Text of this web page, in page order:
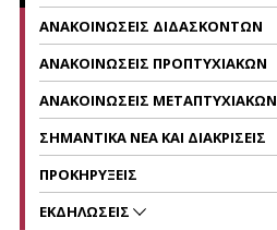
ΑΝΑΚΟΙΝΩΣΕΙΣ ΔΙΔΑΣΚΟΝΤΩΝ
ΑΝΑΚΟΙΝΩΣΕΙΣ ΠΡΟΠΤΥΧΙΑΚΩΝ
ΑΝΑΚΟΙΝΩΣΕΙΣ ΜΕΤΑΠΤΥΧΙΑΚΩΝ
ΣΗΜΑΝΤΙΚΑ ΝΕΑ ΚΑΙ ΔΙΑΚΡΙΣΕΙΣ
ΠΡΟΚΗΡΥΞΕΙΣ
ΕΚΔΗΛΩΣΕΙΣ